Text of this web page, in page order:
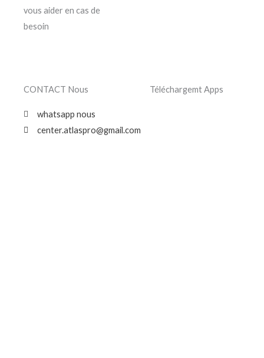
vous aider en cas de
besoin
CONTACT Nous
whatsapp nous
center.atlaspro@gmail.com
Téléchargemt Apps